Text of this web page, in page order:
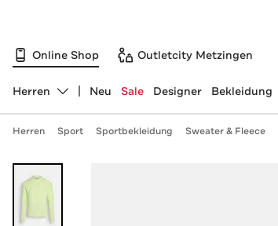
Online Shop Outletcity Metzingen
Abteilung ändern, ausgewählt:
Herren Neu Sale Designer Bekleidung
Herren Sport Sportbekleidung Sweater & Fleece